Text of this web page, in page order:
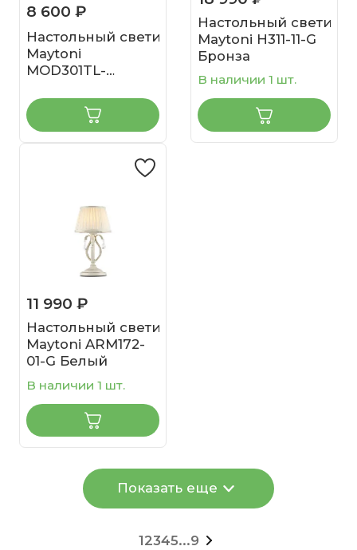
8 600 ₽
Настольный светильник
Maytoni
MOD301TL-
Настольный
Maytoni H311-11-G
Бронза
В наличии 1 шт.
11 990 ₽
Настольный светильник
Maytoni ARM172-
01-G Белый
В наличии 1 шт.
Показать еще
12345...9